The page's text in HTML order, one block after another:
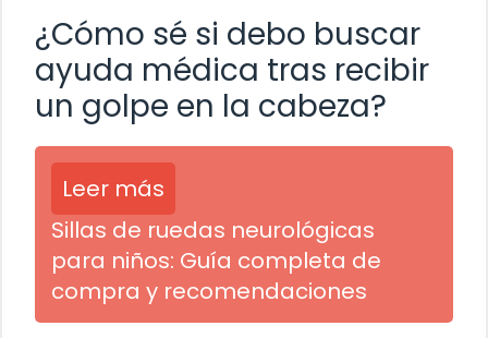
¿Cómo sé si debo buscar
ayuda médica tras recibir
un golpe en la cabeza?
Leer más
Sillas de ruedas neurológicas
para niños: Guía completa de
compra y recomendaciones